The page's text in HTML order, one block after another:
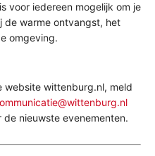
voor iedereen mogelijk om je
de warme ontvangst, het
omgeving.
website wittenburg.nl, meld
nieuwste evenementen.